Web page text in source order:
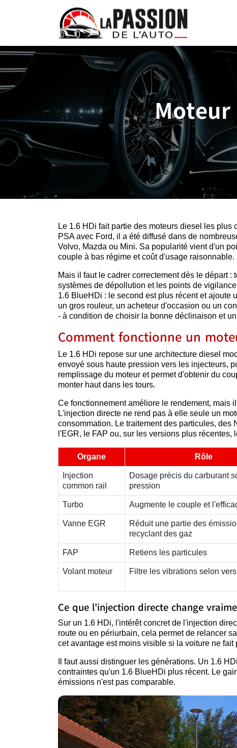
Le 1.6 HDi fait partie des moteurs diesel les
PSA avec Ford, il a été diffusé dans de
Volvo, Mazda ou Mini. Sa popularité vient d'un
couple à bas régime et coût d'usage raisonnable.
Mais il faut le cadrer correctement dès le départ
systèmes de dépollution et les points de
1.6 BlueHDi : le second est plus récent et ajoute
un gros rouleur, un acheteur d'occasion ou un
- à condition de choisir la bonne déclinaison et
Comment fonctionne un
Le 1.6 HDi repose sur une architecture diesel
envoyé sous haute pression vers les injecteurs,
remplissage du moteur et permet d'obtenir du
monter haut dans les tours.
Ce fonctionnement améliore le rendement, mais
L'injection directe ne rend pas à elle seule un
consommation. Le traitement des particules,
l'EGR, le FAP ou, sur les versions plus récentes,
Organe Rôle
Injection
common rail
Dosage précis du carburant
pression
Turbo Augmente le couple et
Vanne EGR
Réduit une partie des
recyclant des gaz
FAP Retiens les particules
Volant moteur Filtre les vibrations selon
Ce que l'injection directe change
Sur un 1.6 HDi, l'intérêt concret de l'injection
route ou en périurbain, cela permet de relancer
cet avantage est moins visible si la voiture ne fait
Il faut aussi distinguer les générations. Un 1.6
contraintes qu'un 1.6 BlueHDi plus récent. Le
émissions n'est pas comparable.